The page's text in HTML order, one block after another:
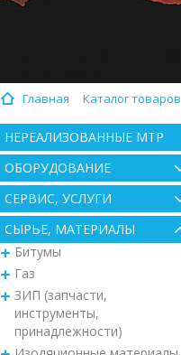
Главная Каталог товаров
НЕРЕАЛИЗОВАННЫЕ МТР
ОБОРУДОВАНИЕ
СЕРВИС, УСЛУГИ
СЫРЬЕ, МАТЕРИАЛЫ
Битумы
Газ
ЗИП (запчасти,
инструменты,
принадлежности)